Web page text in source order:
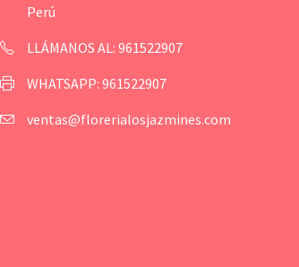
Perú
LLÁMANOS AL: 961522907
WHATSAPP: 961522907
ventas@florerialosjazmines.com